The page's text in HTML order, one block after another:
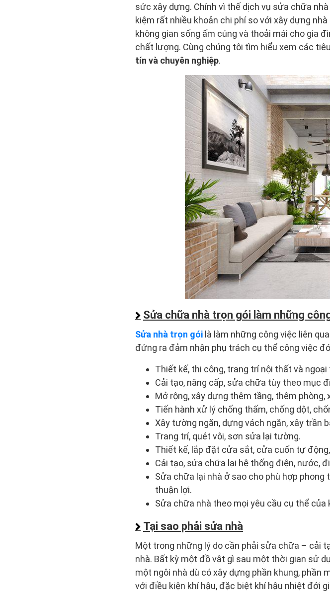
sức xây dựng. Chính vì thế dịch vụ sửa chữa
kiệm rất nhiều khoản chi phí so với xây dựng
không gian sống ấm cúng và thoải mái cho gia
chất lượng. Cùng chúng tôi tìm hiểu xem các
tín và chuyên nghiệp.
Sửa chữa nhà trọn gói làm những
Sửa nhà trọn gói là làm những công việc liên
đứng ra đảm nhận phụ trách cụ thể công việc
Thiết kế, thi công, trang trí nội thất và ngoại
Cải tạo, nâng cấp, sửa chữa tùy theo mục
Mở rộng, xây dựng thêm tầng, thêm
Tiến hành xử lý chống thấm, chống dột,
Xây tường ngăn, dựng vách ngăn, xây trần
Trang trí, quét vôi, sơn sửa lại tường.
Thiết kế, lắp đặt cửa sắt, cửa cuốn tự
Cải tạo, sửa chữa lại hệ thống điện, nước,
Sửa chữa lại nhà ở sao cho phù hợp
thuận lợi.
Sửa chữa nhà theo mọi yêu cầu cụ thể của
Tại sao phải sửa nhà
Một trong những lý do cần phải sửa chữa – cải
nhà. Bất kỳ một đồ vật gì sau một thời gian sử
một ngôi nhà dù có xây dựng phần khung,
với điều kiện khí hậu, đặc biệt khí hậu nhiệt đới